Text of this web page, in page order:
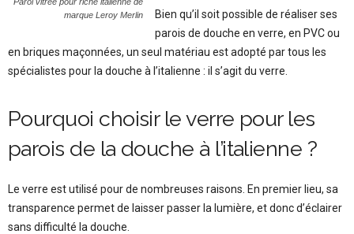
marque Leroy Merlin
Bien qu’il soit possible de réaliser ses
parois de douche en verre, en PVC ou
en briques maçonnées, un seul matériau est adopté par tous les
spécialistes pour la douche à l’italienne : il s’agit du verre.
Pourquoi choisir le verre pour les
parois de la douche à l’italienne ?
Le verre est utilisé pour de nombreuses raisons. En premier lieu, sa
transparence permet de laisser passer la lumière, et donc d’éclairer
sans difficulté la douche.